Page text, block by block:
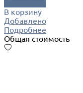
В корзину
Добавлено
Подробнее
Общая стоимость